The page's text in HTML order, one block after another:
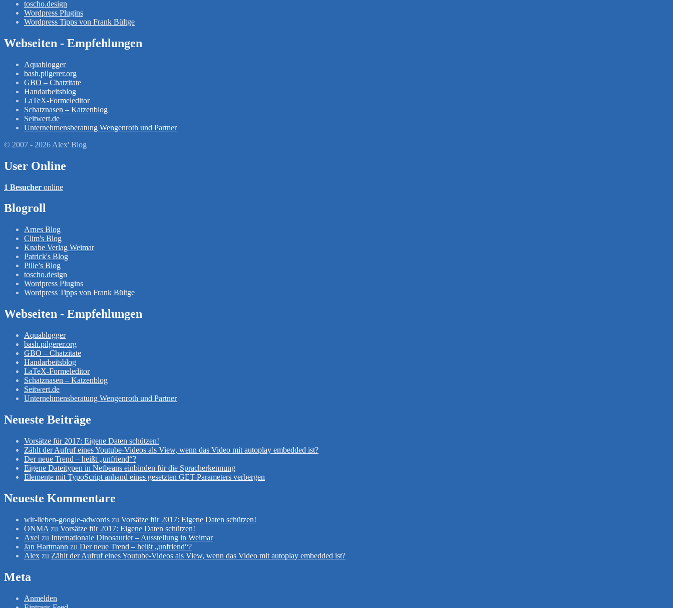
toscho.design
Wordpress Plugins
Wordpress Tipps von Frank Bültge
Webseiten - Empfehlungen
Aquablogger
bash.pilgerer.org
GBO – Chatzitate
Handarbeitsblog
LaTeX-Formeleditor
Schatznasen – Katzenblog
Seitwert.de
Unternehmensberatung Wengenroth und Partner
© 2007 - 2026 Alex' Blog
User Online
1 Besucher online
Blogroll
Arnes Blog
Clim's Blog
Knabe Verlag Weimar
Patrick's Blog
Pille’s Blog
toscho.design
Wordpress Plugins
Wordpress Tipps von Frank Bültge
Webseiten - Empfehlungen
Aquablogger
bash.pilgerer.org
GBO – Chatzitate
Handarbeitsblog
LaTeX-Formeleditor
Schatznasen – Katzenblog
Seitwert.de
Unternehmensberatung Wengenroth und Partner
Neueste Beiträge
Vorsätze für 2017: Eigene Daten schützen!
Zählt der Aufruf eines Youtube-Videos als View, wenn das Video mit autoplay embedded ist?
Der neue Trend – heißt „unfriend“?
Eigene Dateitypen in Netbeans einbinden für die Spracherkennung
Elemente mit TypoScript anhand eines gesetzten GET-Parameters verbergen
Neueste Kommentare
wir-lieben-google-adwords zu Vorsätze für 2017: Eigene Daten schützen!
ONMA zu Vorsätze für 2017: Eigene Daten schützen!
Axel zu Internationale Dinosaurier – Ausstellung in Weimar
Jan Hartmann zu Der neue Trend – heißt „unfriend“?
Alex zu Zählt der Aufruf eines Youtube-Videos als View, wenn das Video mit autoplay embedded ist?
Meta
Anmelden